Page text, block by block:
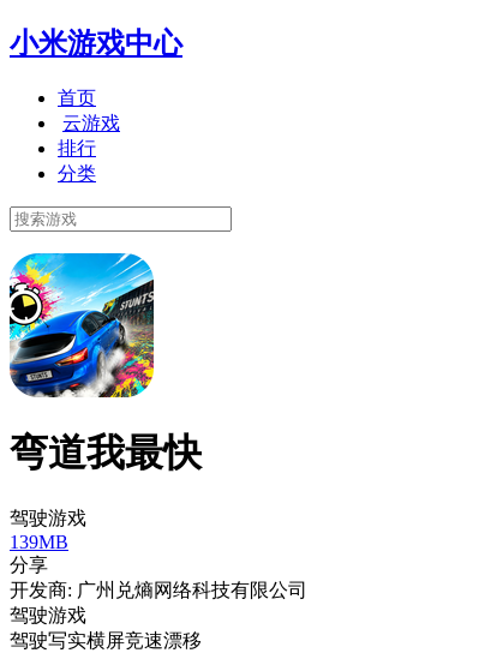
小米游戏中心
首页
云游戏
排行
分类
弯道我最快
驾驶游戏
139MB
分享
开发商: 广州兑熵网络科技有限公司
驾驶游戏
驾驶写实横屏竞速漂移